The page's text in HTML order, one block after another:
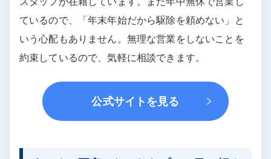
公式サイトを見る
サンキョークリーンサービス 公式サイトを見る